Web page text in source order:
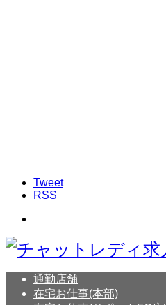
Tweet
RSS
通勤店舗
在宅お仕事(本部)